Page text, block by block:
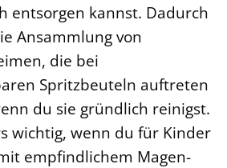
entsorgen kannst. Dadurch
Ansammlung von
die bei
Spritzbeuteln auftreten
du sie gründlich reinigst.
wichtig, wenn du für Kinder
empfindlichem Magen-